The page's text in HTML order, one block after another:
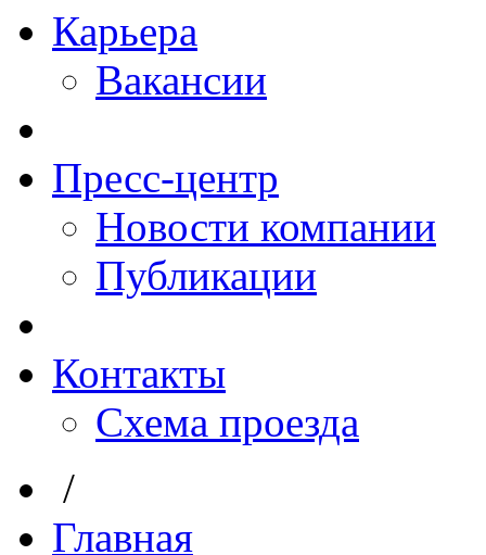
Карьера
Вакансии
Пресс-центр
Новости компании
Публикации
Контакты
Схема проезда
/
Главная